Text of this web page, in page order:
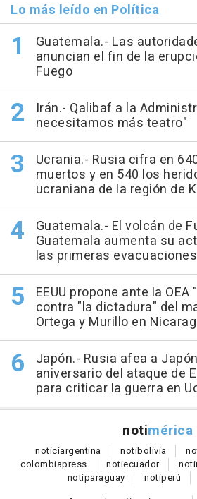
Lo más leído en Política
Guatemala.- Las
anuncian el fin de la
Fuego
Irán.- Qalibaf a la
necesitamos más teatro"
Ucrania.- Rusia cifra en
muertos y en 540 los
ucraniana de la región de
Guatemala.- El volcán de
Guatemala aumenta su
las primeras evacuaciones
EEUU propone ante la
contra "la dictadura" del
Ortega y Murillo en
Japón.- Rusia afea a
aniversario del ataque de
para criticar la guerra en
notimérica
noticiargentina notibolivia
colombiapress notiecuador noti
notiparaguay notiperú